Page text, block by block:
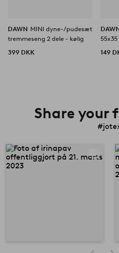
DAWN MINI dyne-/pudesæt
tremmeseng 2 dele - kølig
399 DKK
149
Share your